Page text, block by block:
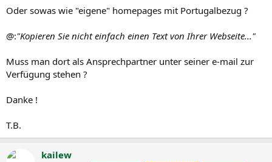
Oder sowas wie "eigene" homepages mit Portugalbezug ?
@:"Kopieren Sie nicht einfach einen Text von Ihrer Webseite..."
Muss man dort als Ansprechpartner unter seiner e-mail zur
Verfügung stehen ?
Danke !
T.B.
kailew